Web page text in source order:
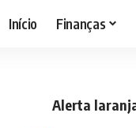
Início Finanças
Alerta